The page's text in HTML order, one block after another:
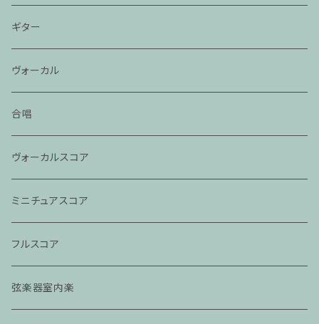
ギター
ヴォーカル
合唱
ヴォーカルスコア
ミニチュアスコア
フルスコア
弦楽器室内楽